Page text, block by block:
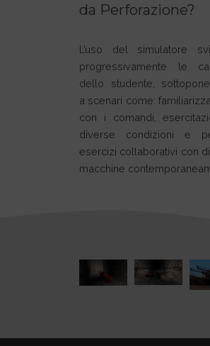
da Perforazione?
L’uso del simulatore
progressivamente le
dello studente,
a scenari come:
con i comandi,
diverse condizioni e
esercizi collaborativi con
macchine